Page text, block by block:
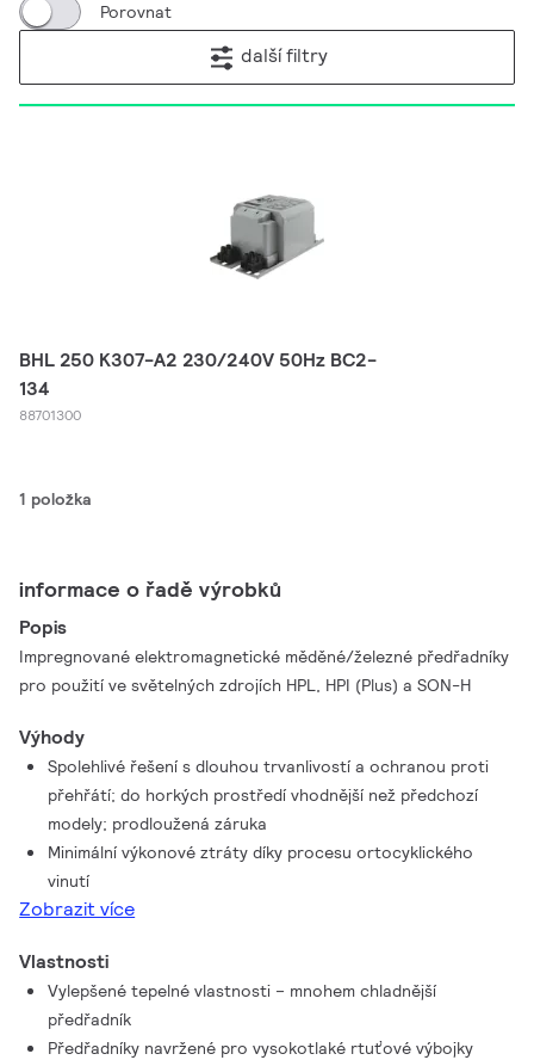
Porovnat
další filtry
BHL 250 K307-A2 230/240V 50Hz BC2-
134
88701300
1 položka
informace o řadě výrobků
Popis
Impregnované elektromagnetické měděné/železné předřadníky
pro použití ve světelných zdrojích HPL, HPI (Plus) a SON-H
Výhody
Spolehlivé řešení s dlouhou trvanlivostí a ochranou proti
přehřátí; do horkých prostředí vhodnější než předchozí
modely; prodloužená záruka
Minimální výkonové ztráty díky procesu ortocyklického
vinutí
Zobrazit více
Vlastnosti
Vylepšené tepelné vlastnosti – mnohem chladnější
předřadník
Předřadníky navržené pro vysokotlaké rtuťové výbojky